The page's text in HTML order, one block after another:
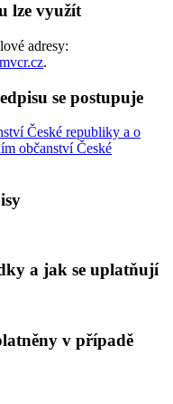
lze využít
adresy:
.
se postupuje
České republiky a o
občanství České
a jak se uplatňují
v případě